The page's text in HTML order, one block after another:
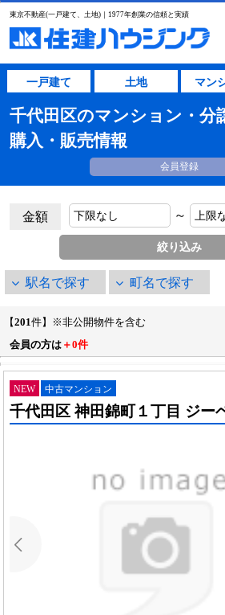
東京不動産(一戸建て、土地)｜1977年創業の信頼と実績
一戸建て 土地 マン
千代田区のマンション・分
購入・販売情報
会員登録
金額 ～
駅名で探す 町名で探す
【201件】※非公開物件を含む
会員の方は ＋0件
NEW 中古マンション
千代田区 神田錦町１丁目 ジー